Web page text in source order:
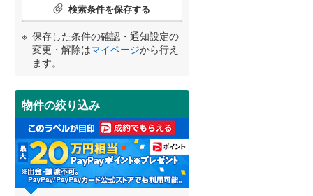
条
件
受
け
取
る
・
条
件
を
検索条件を保存する
保存した条件の確認・通知設定の
変更・解除はマイページから行え
ます。
物件の絞り込み
吉野郡下北山村(0)
吉野郡東吉野村(0)
小学校まで1km以内（1）
南道路（0）